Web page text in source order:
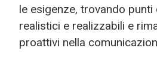
le esigenze, trovando
realistici e realizzabili e
proattivi nella